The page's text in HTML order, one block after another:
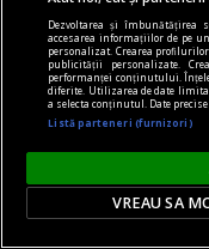
Cătălin
Asta e o
variabile: locul,
educația și tot așa.
Parteneri
Dezvoltarea și îmbunătățirea
accesarea informațiilor de pe
personalizat. Crearea
publicității personalizate.
performanței conținutului.
diferite. Utilizarea de date
a selecta conținutul. Date
Listă parteneri (furnizori)
VREAU SA